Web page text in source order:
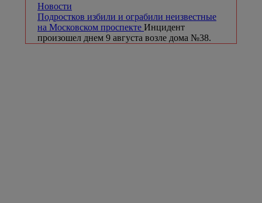
Новости
Подростков избили и ограбили неизвестные
на Московском проспекте Инцидент
произошел днем 9 августа возле дома №38.